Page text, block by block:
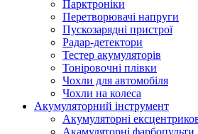
Парктроніки
Перетворювачі напруги
Пускозарядні пристрої
Радар-детектори
Тестер акумуляторів
Тоніровочні плівки
Чохли для автомобіля
Чохли на колеса
Акумуляторний інструмент
Акумуляторні
Акамуляторні фарбопульти